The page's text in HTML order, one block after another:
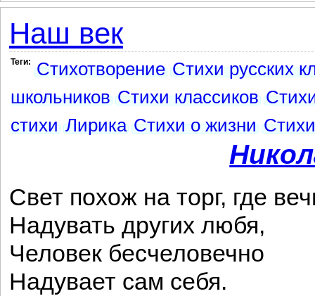
Наш век
Теги: Стихотворение Стихи русских
школьников Стихи классиков
стихи Лирика Стихи о жизни
Свет похож на торг, где
Надувать других любя,
Человек бесчеловечно
Надувает сам себя.